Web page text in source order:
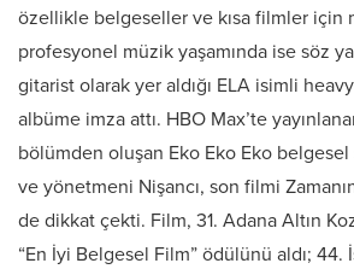
özellikle belgeseller ve kısa filmler için
profesyonel müzik yaşamında ise söz
gitarist olarak yer aldığı ELA isimli
albüme imza attı. HBO Max’te
bölümden oluşan Eko Eko Eko belgesel
ve yönetmeni Nişancı, son filmi Zamanın
de dikkat çekti. Film, 31. Adana Altın
“En İyi Belgesel Film” ödülünü aldı; 44.